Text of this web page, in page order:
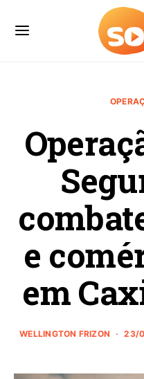
e
em
WELLINGTON FRIZON 23/